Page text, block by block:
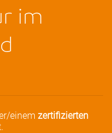
im
einem zertifizierten